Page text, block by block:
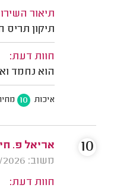
תיאור
תיקון תריס
חוות דעת:
הוא נחמד
איכות 10
אריאל פ.
משוב: 30/04/2026
חוות דעת:
10